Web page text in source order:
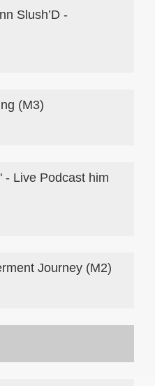
Slush’D -
(M3)
- Live Podcast him
Journey (M2)